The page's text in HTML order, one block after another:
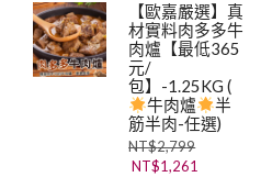
【歐嘉嚴選】真
材實料肉多多牛
肉爐【最低365
元/
包】-1.25KG (
牛肉爐
半
筋半肉-任選)
NT$2,799
NT$1,261